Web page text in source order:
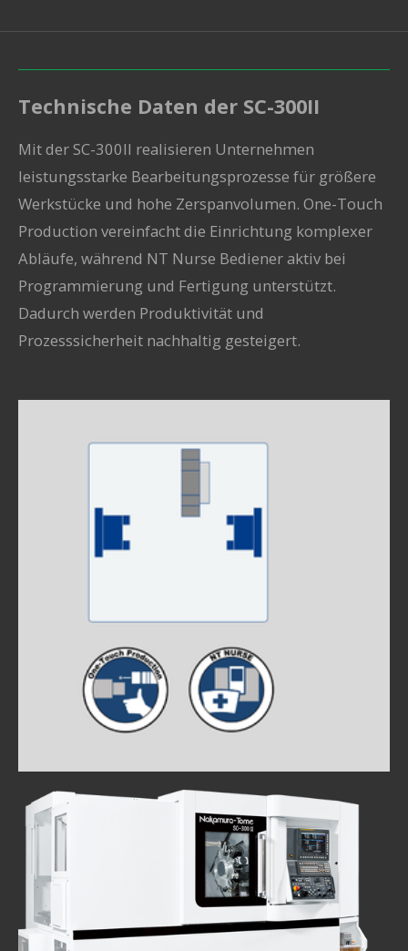
Technische Daten der SC-300II
Mit derSC-300II realisieren Unternehmen
leistungsstarke Bearbeitungsprozesse für größere
Werkstücke und hohe Zerspanvolumen. One-Touch
Production vereinfacht die Einrichtung komplexer
Abläufe, während NT Nurse Bediener aktiv bei
Programmierung und Fertigung unterstützt.
Dadurch werden Produktivität und
Prozesssicherheit nachhaltig gesteigert.